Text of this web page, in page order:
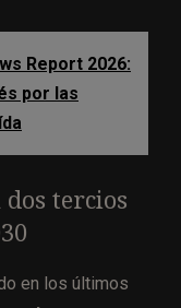
Report 2026:
por las
tercios
en los últimos